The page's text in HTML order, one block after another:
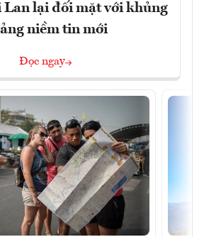
Lan lại đối mặt với khủng
niềm tin mới
Đọc ngay